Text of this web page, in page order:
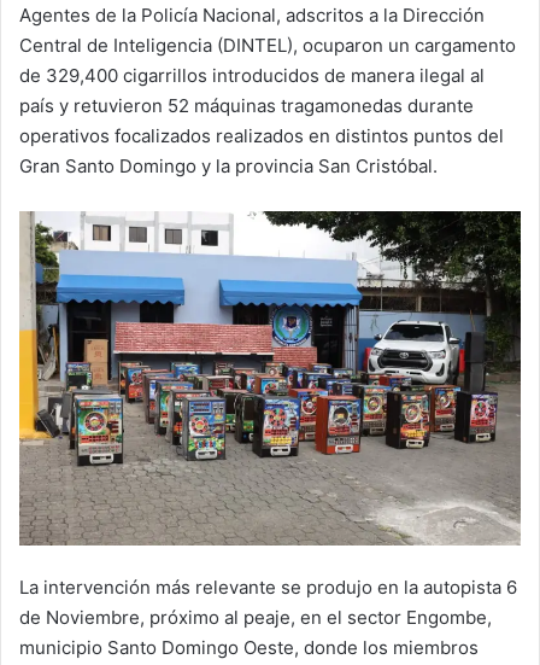
Agentes de la Policía Nacional, adscritos a la Dirección
Central de Inteligencia (DINTEL), ocuparon un cargamento
de 329,400 cigarrillos introducidos de manera ilegal al
país y retuvieron 52 máquinas tragamonedas durante
operativos focalizados realizados en distintos puntos del
Gran Santo Domingo y la provincia San Cristóbal.
La intervención más relevante se produjo en la autopista 6
de Noviembre, próximo al peaje, en el sector Engombe,
municipio Santo Domingo Oeste, donde los miembros